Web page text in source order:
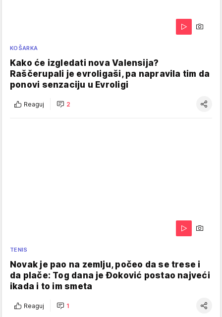
KOŠARKA
Kako će izgledati nova Valensija?
Raščerupali je evroligaši, pa napravila tim da
ponovi senzaciju u Evroligi
Reaguj 2
TENIS
Novak je pao na zemlju, počeo da se trese i
da plače: Tog dana je Đoković postao najveći
ikada i to im smeta
Reaguj 1